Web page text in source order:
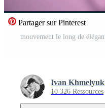
Partager sur Pinterest
Ivan Khmelyuk
10 326 Ressources